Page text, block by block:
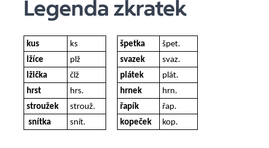
Legenda zkratek
kus ks špetka
špet.
lžíce
plž svazek
svaz.
lžička
člž plátek
plát.
hrst
hrs. hrnek
hrn.
stroužek
strouž. řapík
řap.
snítka
snít. kopeček kop.